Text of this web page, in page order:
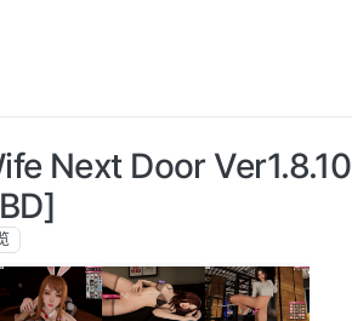
Next Door Ver1.8.10